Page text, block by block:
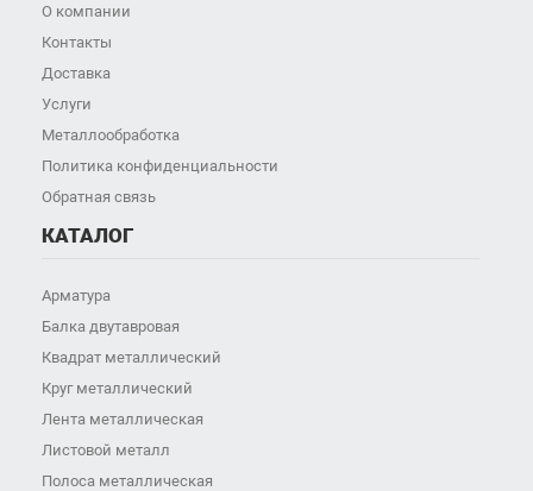
О компании
Контакты
Доставка
Услуги
Металлообработка
Политика конфиденциальности
Обратная связь
КАТАЛОГ
Арматура
Балка двутавровая
Квадрат металлический
Круг металлический
Лента металлическая
Листовой металл
Полоса металлическая